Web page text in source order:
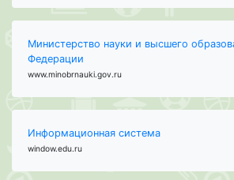
Министерство науки и высшего
Федерации
www.minobrnauki.gov.ru
Информационная система
window.edu.ru